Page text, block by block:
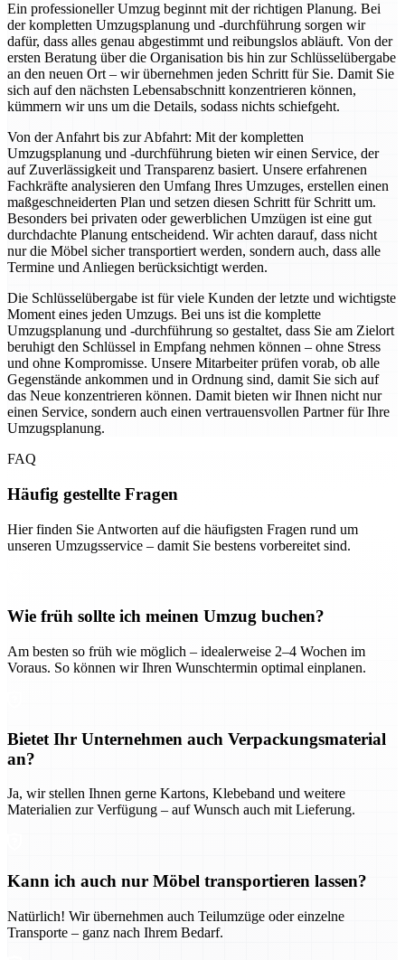
Ein professioneller Umzug beginnt mit der richtigen Planung. Bei
der kompletten Umzugsplanung und -durchführung sorgen wir
dafür, dass alles genau abgestimmt und reibungslos abläuft. Von der
ersten Beratung über die Organisation bis hin zur Schlüsselübergabe
an den neuen Ort – wir übernehmen jeden Schritt für Sie. Damit Sie
sich auf den nächsten Lebensabschnitt konzentrieren können,
kümmern wir uns um die Details, sodass nichts schiefgeht.
Von der Anfahrt bis zur Abfahrt: Mit der kompletten
Umzugsplanung und -durchführung bieten wir einen Service, der
auf Zuverlässigkeit und Transparenz basiert. Unsere erfahrenen
Fachkräfte analysieren den Umfang Ihres Umzuges, erstellen einen
maßgeschneiderten Plan und setzen diesen Schritt für Schritt um.
Besonders bei privaten oder gewerblichen Umzügen ist eine gut
durchdachte Planung entscheidend. Wir achten darauf, dass nicht
nur die Möbel sicher transportiert werden, sondern auch, dass alle
Termine und Anliegen berücksichtigt werden.
Die Schlüsselübergabe ist für viele Kunden der letzte und wichtigste
Moment eines jeden Umzugs. Bei uns ist die komplette
Umzugsplanung und -durchführung so gestaltet, dass Sie am Zielort
beruhigt den Schlüssel in Empfang nehmen können – ohne Stress
und ohne Kompromisse. Unsere Mitarbeiter prüfen vorab, ob alle
Gegenstände ankommen und in Ordnung sind, damit Sie sich auf
das Neue konzentrieren können. Damit bieten wir Ihnen nicht nur
einen Service, sondern auch einen vertrauensvollen Partner für Ihre
Umzugsplanung.
FAQ
Häufig gestellte Fragen
Hier finden Sie Antworten auf die häufigsten Fragen rund um
unseren Umzugsservice – damit Sie bestens vorbereitet sind.
Wie früh sollte ich meinen Umzug buchen?
Am besten so früh wie möglich – idealerweise 2–4 Wochen im
Voraus. So können wir Ihren Wunschtermin optimal einplanen.
Bietet Ihr Unternehmen auch Verpackungsmaterial
an?
Ja, wir stellen Ihnen gerne Kartons, Klebeband und weitere
Materialien zur Verfügung – auf Wunsch auch mit Lieferung.
Kann ich auch nur Möbel transportieren lassen?
Natürlich! Wir übernehmen auch Teilumzüge oder einzelne
Transporte – ganz nach Ihrem Bedarf.